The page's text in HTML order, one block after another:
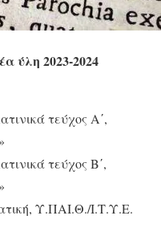
ύλη 2023-2024
τεύχος Α΄,
τεύχος Β΄,
Υ.ΠΑΙ.Θ./Ι.Τ.Υ.Ε.